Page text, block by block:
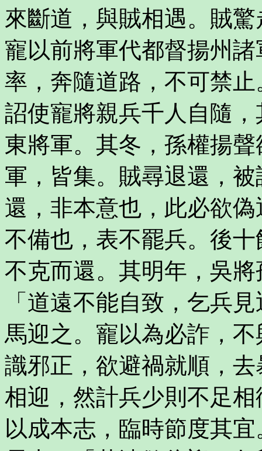
來斷道，與賊相遇。賊
寵以前將軍代都督揚州
率，奔隨道路，不可禁
詔使寵將親兵千人自隨
東將軍。其冬，孫權揚
軍，皆集。賊尋退還，
還，非本意也，此必欲
不備也，表不罷兵。後
不克而還。其明年，吳
「道遠不能自致，乞兵
馬迎之。寵以為必詐，
識邪正，欲避禍就順，
相迎，然計兵少則不足
以成本志，臨時節度其